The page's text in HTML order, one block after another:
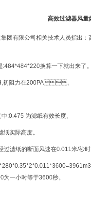
高效过滤器风量
集团有限公司相关技术人员指出
换算一下就出来了。这
H,初阻力在200PA。
为滤纸有效长度。
实际高度。
过滤纸的断面风速在0.011米/
一小时等于3600秒。